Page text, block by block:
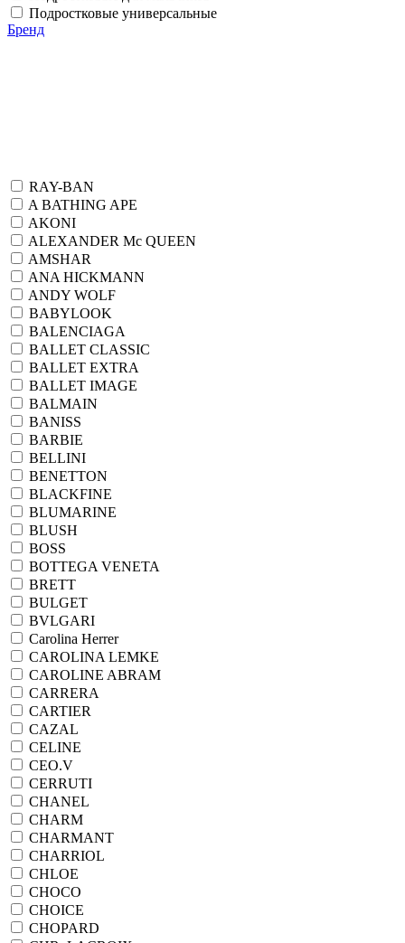
Подростковые универсальные
Бренд
RAY-BAN
A BATHING APE
AKONI
ALEXANDER Mc QUEEN
AMSHAR
ANA HICKMANN
ANDY WOLF
BABYLOOK
BALENCIAGA
BALLET CLASSIC
BALLET EXTRA
BALLET IMAGE
BALMAIN
BANISS
BARBIE
BELLINI
BENETTON
BLACKFINE
BLUMARINE
BLUSH
BOSS
BOTTEGA VENETA
BRETT
BULGET
BVLGARI
Carolina Herrer
CAROLINA LEMKE
CAROLINE ABRAM
CARRERA
CARTIER
CAZAL
CELINE
CEO.V
CERRUTI
CHANEL
CHARM
CHARMANT
CHARRIOL
CHLOE
CHOCO
CHOICE
CHOPARD